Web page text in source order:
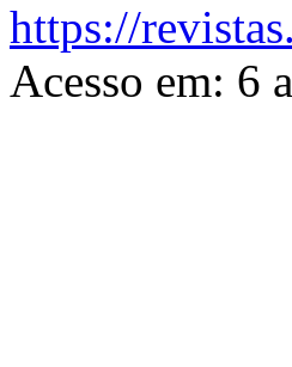
https://
Acesso em: 6